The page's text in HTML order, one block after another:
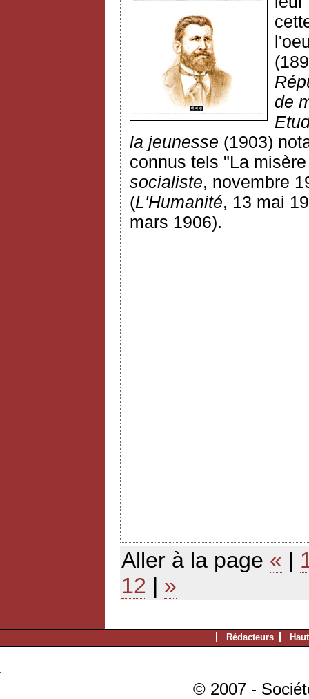
de
la jeunesse (1903)
connus tels "La
socialiste, novembre
(L'Humanité, 13 mai
mars 1906).
Aller à la page « |
12 | »
Rédacteurs
© 2007 -